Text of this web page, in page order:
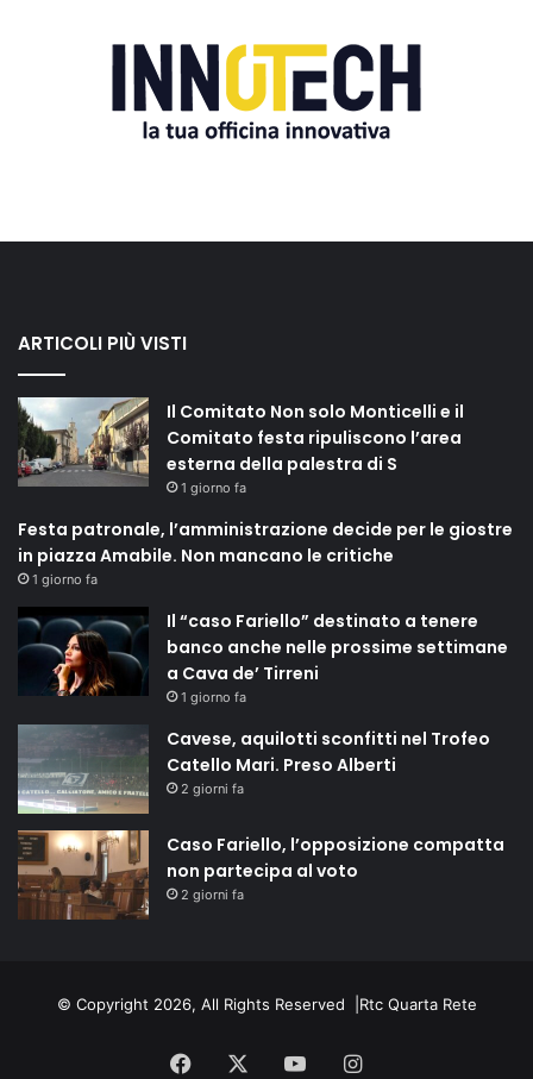
ARTICOLI PIÙ VISTI
Il Comitato Non solo Monticelli e il
Comitato festa ripuliscono l’area
esterna della palestra di S
1 giorno fa
Festa patronale, l’amministrazione decide per le giostre
in piazza Amabile. Non mancano le critiche
1 giorno fa
Il “caso Fariello” destinato a tenere
banco anche nelle prossime settimane
a Cava de’ Tirreni
1 giorno fa
Cavese, aquilotti sconfitti nel Trofeo
Catello Mari. Preso Alberti
2 giorni fa
Caso Fariello, l’opposizione compatta
non partecipa al voto
2 giorni fa
© Copyright 2026, All Rights Reserved | Rtc Quarta Rete
Facebook You Instagram